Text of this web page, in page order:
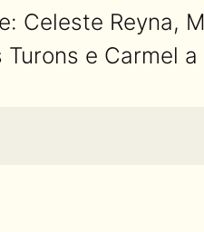
Celeste Reyna,
Turons e Carmel